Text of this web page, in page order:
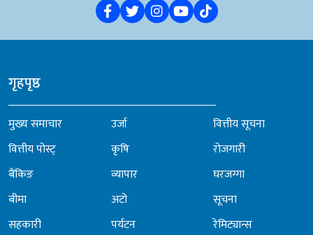
गृहपृष्ठ
मुख्य समाचार
वित्तीय पोस्ट्
बैंकिङ
बीमा
सहकारी
उर्जा
कृषि
व्यापार
अटो
पर्यटन
वित्तीय सूचना
रोजगारी
घरजग्गा
सूचना
रेमिट्यान्स